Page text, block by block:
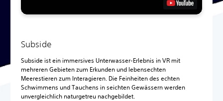
Subside
Subside ist ein immersives Unterwasser-Erlebnis in VR mit
mehreren Gebieten zum Erkunden und lebensechten
Meerestieren zum Interagieren. Die Feinheiten des echten
Schwimmens und Tauchens in seichten Gewässern werden
unvergleichlich naturgetreu nachgebildet.